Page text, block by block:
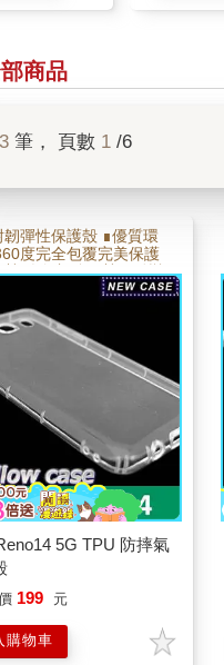
商品
筆， 頁數 1 /6
韌彈性保護殼 ∎優質環
度完全包覆完美保護
,邊角加強氣墊 ∎耐彎
拆卸不易變形
5G TPU 防摔氣
199 元
購物車